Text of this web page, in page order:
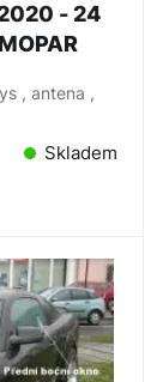
- 24
, antena ,
Skladem